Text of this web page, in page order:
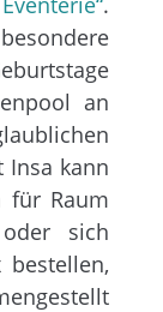
an
Insa kann
für Raum
sich
bestellen,